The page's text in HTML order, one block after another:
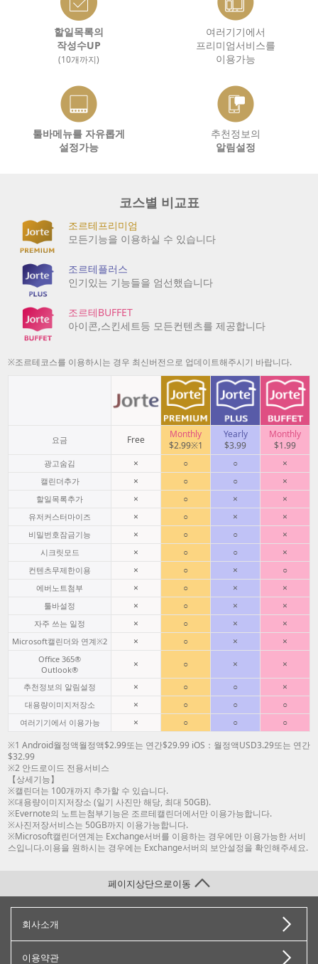
할일목록의
작성수UP
(10개까지)
여러기기에서
프리미엄서비스를
이용가능
툴바메뉴를 자유롭게
설정가능
추천정보의
알림설정
코스별 비교표
조르테프리미엄
모든기능을 이용하실 수 있습니다
조르테플러스
인기있는 기능들을 엄선했습니다
조르테BUFFET
아이콘,스킨세트등 모든컨텐츠를 제공합니다
※조르테코스를 이용하시는 경우 최신버전으로 업데이트해주시기 바랍니다.
요금 Free
Monthly
$2.99※1
Yearly
$3.99
Monthly
$1.99
광고숨김 × ○ ○ ×
캘린더추가 × ○ ○ ×
할일목록추가 × ○ × ×
유저커스터마이즈 × ○ × ×
비밀번호잠금기능 × ○ ○ ×
시크릿모드 × ○ ○ ×
컨텐츠무제한이용 × ○ × ○
에버노트첨부 × ○ × ×
툴바설정 × ○ × ×
자주 쓰는 일정 × ○ × ×
Microsoft캘린더와 연계※2 × ○ × ×
Office 365®
Outlook®
× ○ × ×
추천정보의 알림설정 × ○ ○ ×
대용량이미지저장소 × ○ ○ ○
여러기기에서 이용가능 × ○ ○
○
※1 Android월정액월정액$2.99또는 연간$29.99 iOS：월정액USD3.29또는 연간
$32.99
※2 안드로이드 전용서비스
【상세기능】
※캘린더는 100개까지 추가할 수 있습니다.
※대용량이미지저장소 (일기 사진만 해당, 최대 50GB).
※Evernote의 노트는첨부기능은 조르테캘린더에서만 이용가능합니다.
※사진저장서비스는 50GB까지 이용가능합니다.
※Microsoft캘린더연계는 Exchange서버를 이용하는 경우에만 이용가능한 서비
스입니다.이용을 원하시는 경우에는 Exchange서버의 보안설정을 확인해주세요.
회사소개
이용약관
페이지상단으로이동